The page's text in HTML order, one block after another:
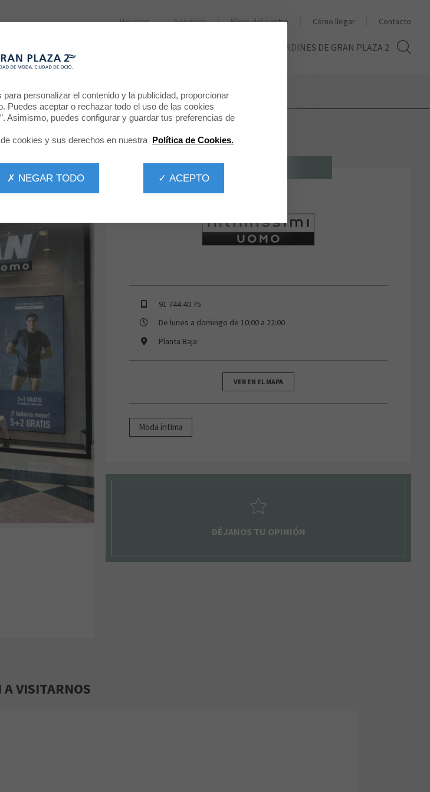
LOS JARDINES DE GRAN PLAZA 2
Horarios Servicios Plano del centro Cómo llegar Contacto
A
UOMO
91 744 40 75
De lunes a domingo de 10:00 a 22:00
Planta Baja
VER EN EL MAPA
Moda íntima
DÉJANOS TU OPINIÓN
A VISITARNOS
personalizar el contenido y la publicidad, proporcionar
Puedes aceptar o rechazar todo el uso de las cookies
Asimismo, puedes configurar y guardar tus preferencias de
cookies y sus derechos en nuestra Política de Cookies.
✓ ACEPTO
✗ NEGAR TODO